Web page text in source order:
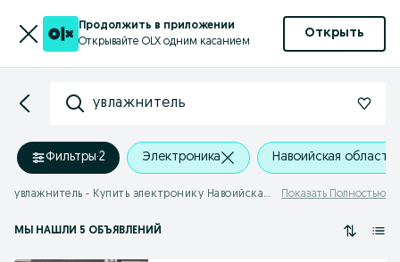
Продолжить в приложении
Открывайте OLX одним касанием
Открыть
увлажнитель
Фильтры·2 Электроника Навоийская область
увлажнитель - Купить электронику Навоийская область Показать Полностью
МЫ НАШЛИ 5 ОБЪЯВЛЕНИЙ